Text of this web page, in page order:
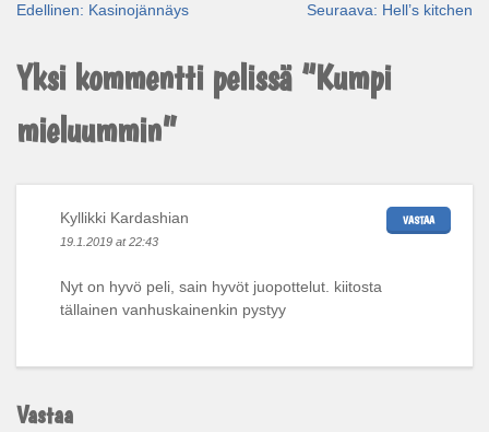
Artikkelien
selaus
Edellinen: Kasinojännäys Seuraava: Hell’s kitchen
Yksi kommentti pelissä “Kumpi
mieluummin”
Kyllikki Kardashian
19.1.2019 at 22:43
VASTAA
Nyt on hyvö peli, sain hyvöt juopottelut. kiitosta
tällainen vanhuskainenkin pystyy
Vastaa